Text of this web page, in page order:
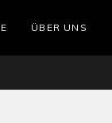
ÜBER UNS